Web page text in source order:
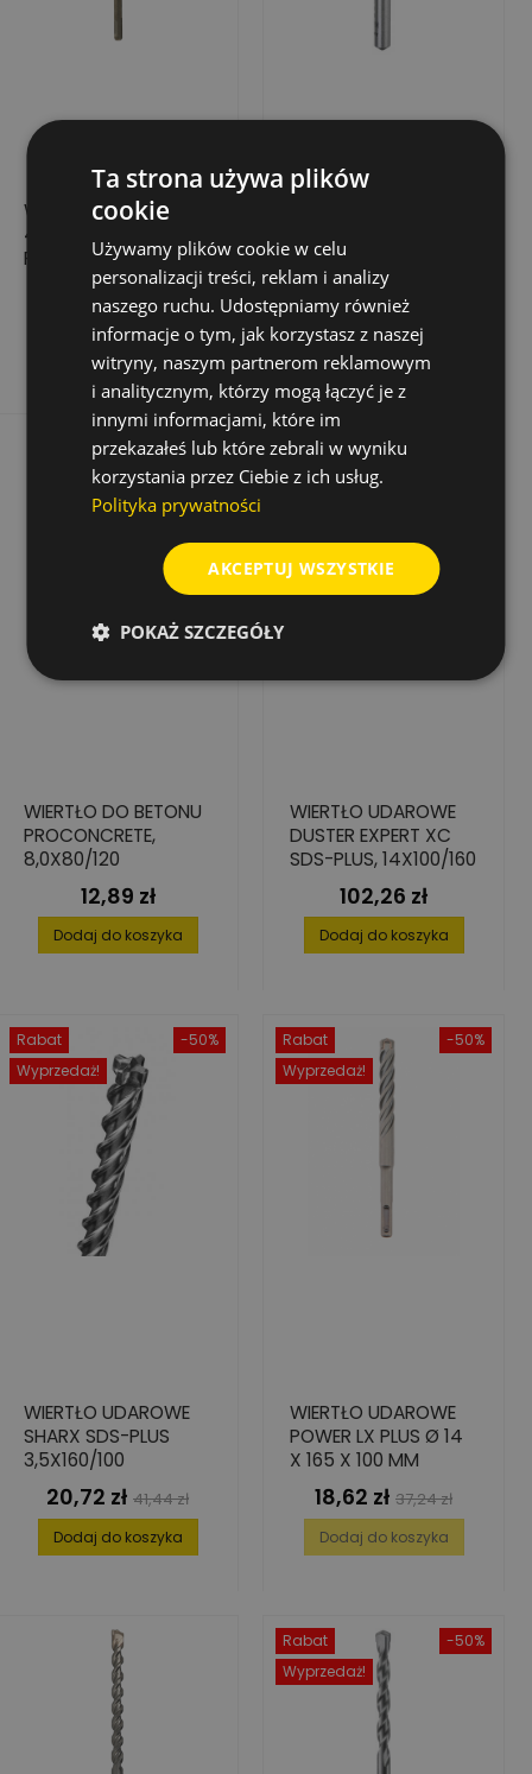
WIERTŁO UDAROWE
4POWER PRO SDS-
PLUS, 22,0X200/250
Cena
173,58 zł
Dodaj do koszyka
MM X 85/50 MM
Cena
9,01 złCena
podstawowa
18,01 zł
Dodaj do koszyka
WIERTŁO DO BETONU
PROCONCRETE,
8,0X80/120
Cena
12,89 zł
Dodaj do koszyka
WIERTŁO UDAROWE
DUSTER EXPERT XC
SDS-PLUS, 14X100/160
Cena
102,26 zł
Dodaj do koszyka
-50%
Rabat
Wyprzedaż!
WIERTŁO UDAROWE
SHARX SDS-PLUS
3,5X160/100
Cena
20,72 zł Cena
podstawowa
41,44 zł
Dodaj do koszyka
-50%
Rabat
Wyprzedaż!
WIERTŁO UDAROWE
POWER LX PLUS Ø 14
X 165 X 100 MM
Cena
18,62 zł Cena
podstawowa
37,24 zł
Dodaj do koszyka
-50%
Rabat
Wyprzedaż!
Ta strona używa plików
cookie
Używamy plików cookie w celu
personalizacji treści, reklam i analizy
naszego ruchu. Udostępniamy również
informacje o tym, jak korzystasz z naszej
witryny, naszym partnerom reklamowym
i analitycznym, którzy mogą łączyć je z
innymi informacjami, które im
przekazałeś lub które zebrali w wyniku
korzystania przez Ciebie z ich usług.
Polityka prywatności
AKCEPTUJ WSZYSTKIE
POKAŻ SZCZEGÓŁY